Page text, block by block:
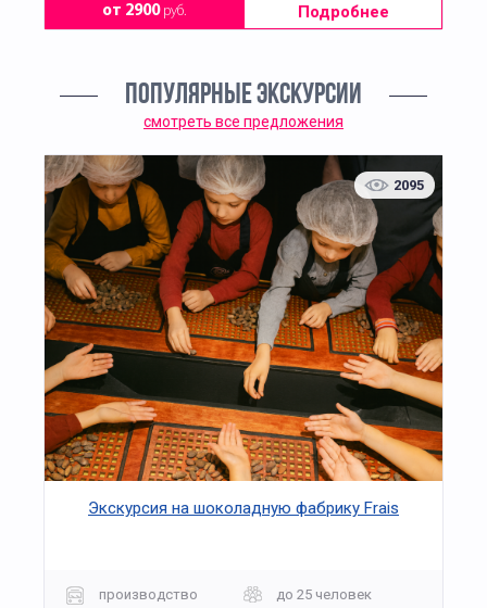
от 2900руб. Подробнее
ПОПУЛЯРНЫЕ ЭКСКУРСИИ
смотреть все предложения
2095
Экскурсия на шоколадную фабрику Frais
производство
до 25 человек